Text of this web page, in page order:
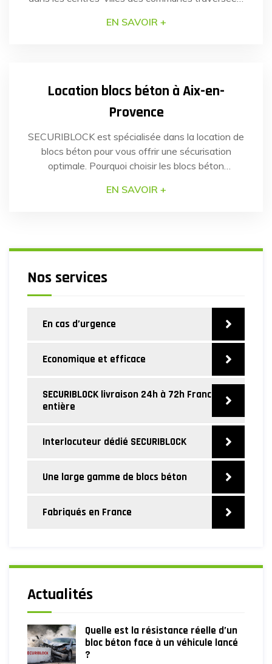
de la région Hauts-de-France a nécessité une
EN SAVOIR +
Location blocs béton à Aix-en-
Provence
SECURIBLOCK est spécialisée dans la location de
blocs béton pour vous offrir une sécurisation
optimale. Pourquoi choisir les blocs béton
sont conçus pour une installation simple et rapide.
EN SAVOIR +
Nos services
En cas d’urgence
Economique et efficace
SECURIBLOCK livraison 24h à 72h France
entière
Interlocuteur dédié SECURIBLOCK
Une large gamme de blocs béton
Fabriqués en France
Actualités
Quelle est la résistance réelle d’un
bloc béton face à un véhicule lancé
?